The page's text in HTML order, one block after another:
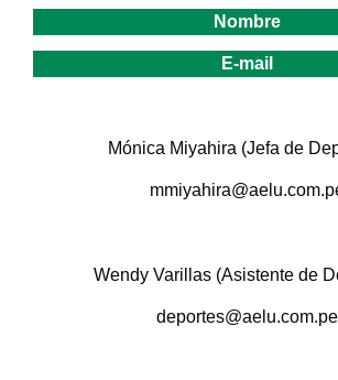
Nombre
E-mail
Mónica Miyahira (Jefa de
Wendy Varillas (Asistente de
deportes@aelu.com.pe